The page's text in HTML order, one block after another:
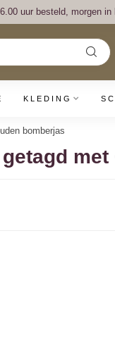
uur besteld, morgen in
KLEDING
bomberjas